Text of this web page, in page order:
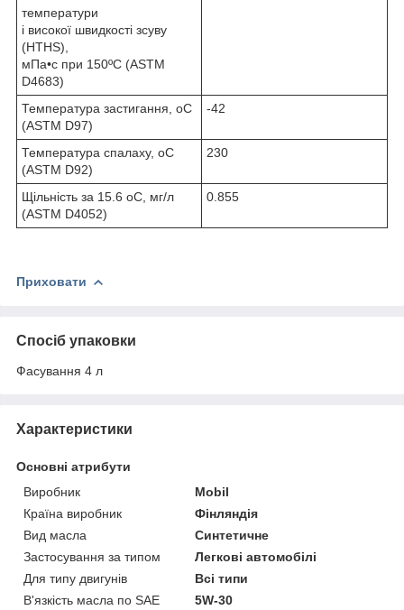
температури
і високої швидкості зсуву
(HTHS),
мПа•с при 150ºC (ASTM
D4683)
Температура застигання, oC
(ASTM D97)
-42
Температура спалаху, oC
(ASTM D92)
230
Щільність за 15.6 oC, мг/л
(ASTM D4052)
0.855
Приховати
Спосіб упаковки
Фасування 4 л
Характеристики
Основні атрибути
Виробник
Mobil
Країна виробник
Фінляндія
Вид масла
Синтетичне
Застосування за типом
Легкові автомобілі
Для типу двигунів
Всі типи
В'язкість масла по SAE
5W-30